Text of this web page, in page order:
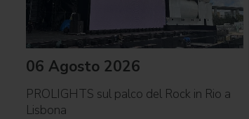
06 Agosto 2026
PROLIGHTS sul palco del Rock in Rio a
Lisbona